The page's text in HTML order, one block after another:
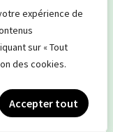
expérience de
sur « Tout
des cookies.
Accepter tout
l’autre rive. Je
l’aide
dire que c’est
qui doit
à l’énergie de